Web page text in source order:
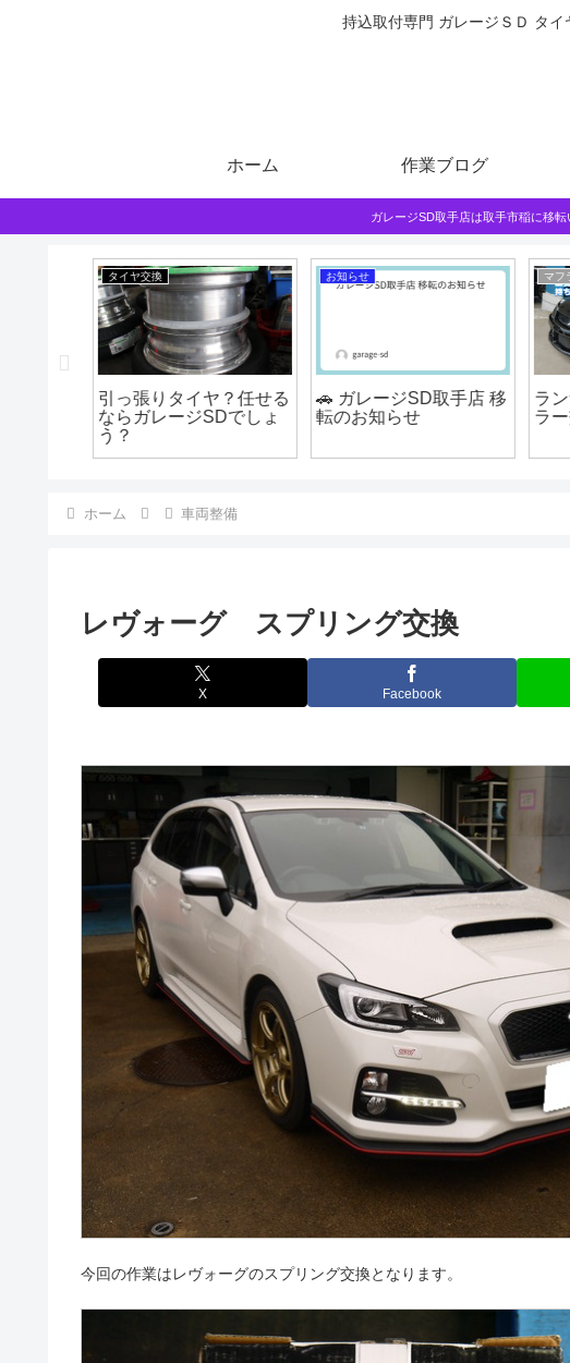
持込取付専門 ガレージＳＤ タ
ホーム 作業ブログ
ガレージSD取手店は取手市稲に移
タイヤ交換
引っ張りタイヤ？任せる
ならガレージSDでしょ
う？
お知らせ
🚗 ガレージSD取手店 移
転のお知らせ
マフ
ラ
ラ
ホーム 車両整備
レヴォーグ スプリング交換
X Facebook
今回の作業はレヴォーグのスプリング交換となります。